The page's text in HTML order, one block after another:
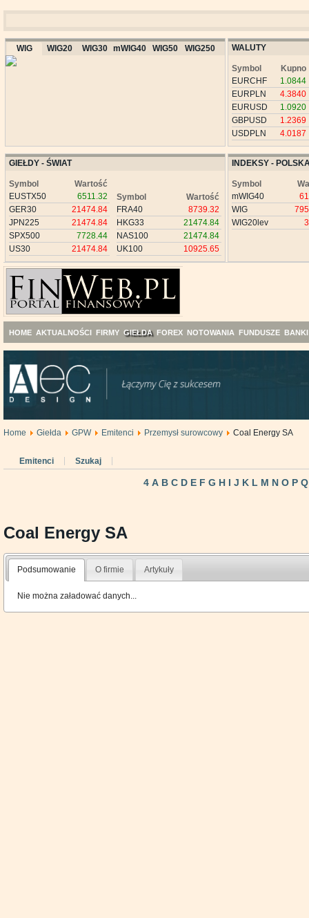
WIG WIG20 WIG30 mWIG40 WIG50 WIG250 WALUTY
Symbol
Kupno
EURCHF
1.0844
EURPLN
4.3840
EURUSD
1.0920
GBPUSD
1.2369
USDPLN
4.0187
GIEŁDY - ŚWIAT
Symbol
Wartość
EUSTX50
6511.32
GER30
21474.84
JPN225
21474.84
SPX500
7728.44
US30
21474.84
Symbol
Wartość
FRA40
8739.32
HKG33
21474.84
NAS100
21474.84
UK100
10925.65
INDEKSY -
Symbol
mWIG40
WIG
WIG20lev
HOME AKTUALNOŚCI FIRMY GIEŁDA FOREX NOTOWANIA FUNDUSZE BANKI
Home Giełda GPW Emitenci Przemysł surowcowy Coal Energy SA
Emitenci Szukaj
4 A B C D E F G H I J K L M N O P Q
Coal Energy SA
Podsumowanie O firmie Artykuły
Nie można załadować danych...